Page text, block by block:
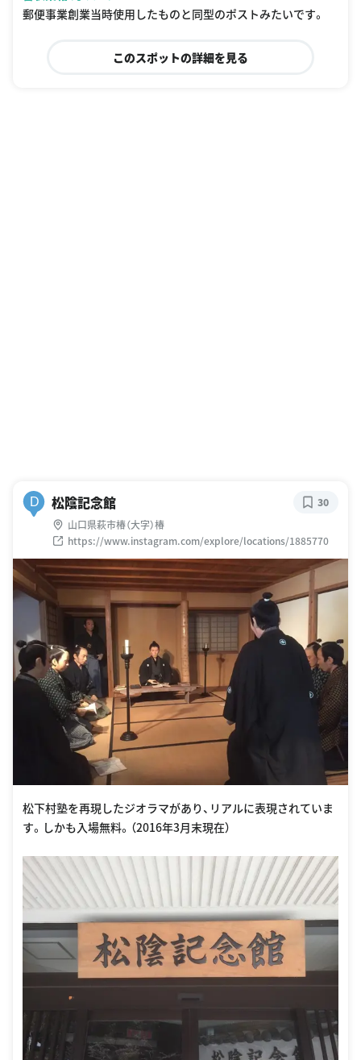
郵便事業創業当時使用したものと同型のポストみたいです。
このスポットの詳細を見る
D 松陰記念館
山口県萩市椿（大字）椿
https://www.instagram.com/explore/locations/1885770
30
松下村塾を再現したジオラマがあり、リアルに表現されていま
す。しかも入場無料。（2016年3月末現在）